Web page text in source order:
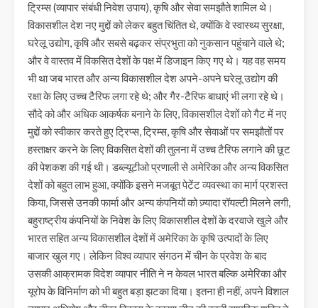
ट्रिम्स (व्यापार संबंधी निवेश उपाय), कृषि और सेवा समझौते शामिल थे।
विकासशील देश नए मुद्दों को लेकर बहुत चिंतित थे, क्योंकि वे स्वास्थ्य सुरक्षा,
घरेलू उद्योग, कृषि और सबसे बढ़कर संप्रभुता को नुकसान पहुंचाने वाले थे;
और वे वास्तव में विकसित देशों के पक्ष में डिजाइन किए गए थे। यह वह समय
भी था जब भारत और अन्य विकासशील देश अपने-अपने घरेलू उद्योग की
रक्षा के लिए उच्च टैरिफ लगा रहे थे; और गैर-टैरिफ बाधाएं भी लगा रहे थे।
सौदे को और अधिक आकर्षक बनाने के लिए, विकासशील देशों को गैट में नए
मुद्दों को स्वीकार करते हुए ट्रिप्स, ट्रिम्स, कृषि और सेवाओं पर समझौतों पर
हस्ताक्षर करने के लिए विकसित देशों की तुलना में उच्च टैरिफ लगाने की छूट
की पेशकश की गई थी। डब्ल्यूटीओ प्रणाली से अमेरिका और अन्य विकसित
देशों को बहुत लाभ हुआ, क्योंकि इसने मजबूत पेटेंट व्यवस्था का मार्ग प्रशस्त
किया, जिससे उनकी फार्मा और अन्य कंपनियों को ज़्यादा रॉयल्टी मिलने लगी,
बहुराष्ट्रीय कंपनियों के निवेश के लिए विकासशील देशों के दरवाजे खुले और
भारत सहित अन्य विकासशील देशों में अमेरिका के कृषि उत्पादों के लिए
बाजार खुल गए। लेकिन विश्व व्यापार संगठन में चीन के प्रवेश के बाद
उसकी आक्रामक विदेश व्यापार नीति ने न केवल भारत बल्कि अमेरिका और
यूरोप के विनिर्माण को भी बहुत बड़ा झटका दिया। इतना ही नहीं, अपने विशाल